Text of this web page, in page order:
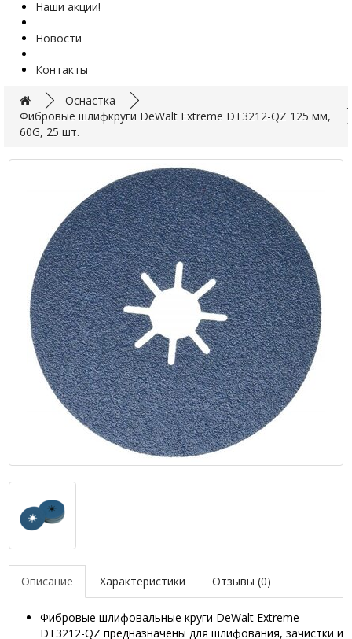
Наши акции!
Новости
Контакты
Оснастка
Фибровые шлифкруги DeWalt Extreme DT3212-QZ 125 мм,
60G, 25 шт.
Описание Характеристики Отзывы (0)
Фибровые шлифовальные круги DeWalt Extreme
DT3212-QZ предназначены для шлифования, зачистки и